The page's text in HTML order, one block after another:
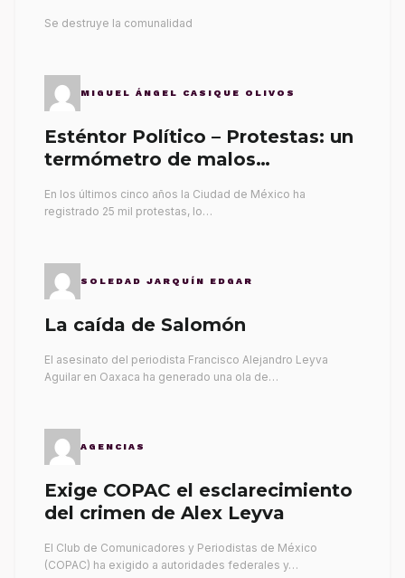
Se destruye la comunalidad
MIGUEL ÁNGEL CASIQUE OLIVOS
Esténtor Político – Protestas: un
termómetro de malos
En los últimos cinco años la Ciudad de México ha
registrado 25 mil protestas, lo…
SOLEDAD JARQUÍN EDGAR
La caída de Salomón
El asesinato del periodista Francisco Alejandro Leyva
Aguilar en Oaxaca ha generado una ola de…
AGENCIAS
Exige COPAC el esclarecimiento
del crimen de Alex Leyva
El Club de Comunicadores y Periodistas de México
(COPAC) ha exigido a autoridades federales y…